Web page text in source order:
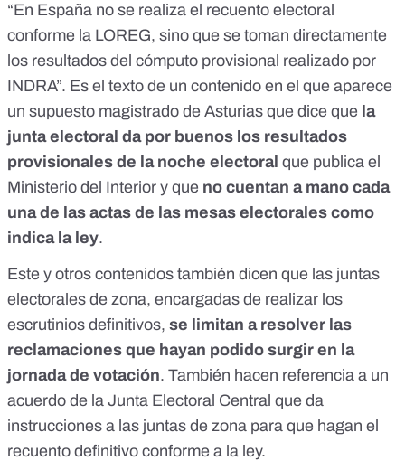
la Reunión Secreta @LaReunionSecreta
https://www.youtube.com/watch?v=LOflftzj6kA
https://youtu.be/00yR5dd7n2M
“En España no se realiza el recuento electoral
conforme la LOREG, sino que se toman directamente
los resultados del cómputo provisional realizado por
INDRA”. Es el texto de un contenido en el que aparece
un supuesto magistrado de Asturias que dice que la
junta electoral da por buenos los resultados
provisionales de la noche electoral que publica el
Ministerio del Interior y que no cuentan a mano cada
una de las actas de las mesas electorales como
indica la ley.
Este y otros contenidos también dicen que las juntas
electorales de zona, encargadas de realizar los
escrutinios definitivos, se limitan a resolver las
reclamaciones que hayan podido surgir en la
jornada de votación. También hacen referencia a un
acuerdo de la Junta Electoral Central que da
instrucciones a las juntas de zona para que hagan el
recuento definitivo conforme a la ley.